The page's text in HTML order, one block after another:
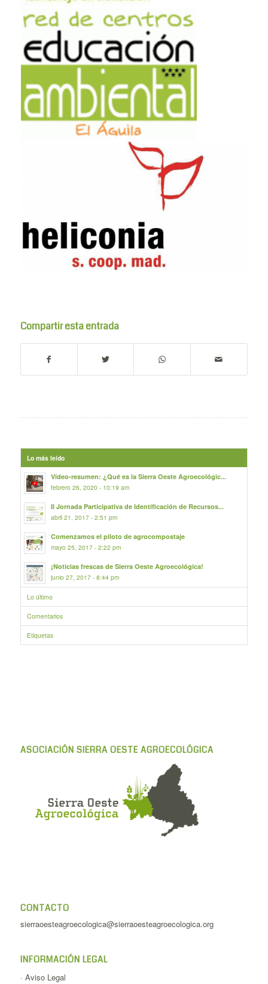
Compartir esta entrada
Lo más leído
Vídeo-resumen: ¿Qué es la Sierra Oeste Agroecológic...
febrero 26, 2020 - 10:19 am
II Jornada Participativa de Identificación de Recursos...
abril 21, 2017 - 2:51 pm
Comenzamos el piloto de agrocompostaje
mayo 25, 2017 - 2:22 pm
¡Noticias frescas de Sierra Oeste Agroecológica!
junio 27, 2017 - 8:44 pm
Lo último
Comentarios
Etiquetas
ASOCIACIÓN SIERRA OESTE AGROECOLÓGICA
CONTACTO
sierraoesteagroecologica@sierraoesteagroecologica.org
INFORMACIÓN LEGAL
· Aviso Legal